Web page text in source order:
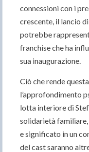
connessioni con i
crescente, il lancio di
potrebbe
franchise che ha
sua inaugurazione.
Ciò che rende
l’approfondimento
lotta interiore di
solidarietà
e significato in un
del cast saranno